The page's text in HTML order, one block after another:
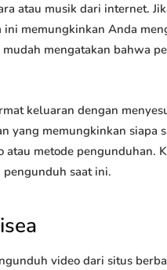
atau musik dari internet.
memungkinkan Anda
mengatakan bahwa
keluaran dengan
yang memungkinkan siapa
metode pengunduhan.
saat ini.
video dari situs